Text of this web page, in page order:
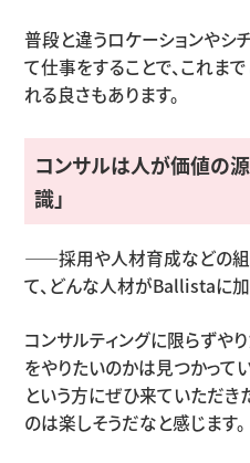
普段と違うロケーションやシ
て仕事をすることで、これま
れる良さもあります。
コンサルは人が価値の
識」
——採用や人材育成などの組
て、どんな人材がBallistaに
コンサルティングに限らずや
をやりたいのかは見つかっ
という方にぜひ来ていただき
のは楽しそうだなと感じます。